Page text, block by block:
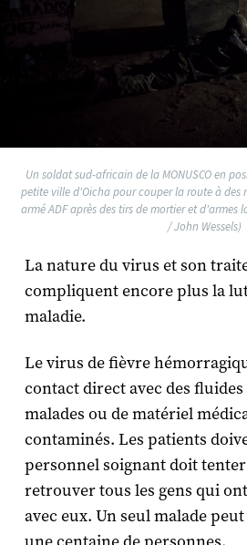
Un soldat sud-africain de la MONUSCO en
petite ville d'Oicha pour couper la route à des
armé ADF après des tirs de mortier et d'armes
/ John Wessels)
La nature du virus et son
compliquent encore plus la
maladie.
Le virus de fièvre
contact direct avec des
malades ou de matériel
contaminés. Les patients
personnel soignant doit
retrouver tous les gens qui
avec eux. Un seul malade